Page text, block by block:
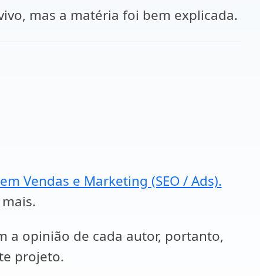
mas a matéria foi bem explicada.
Vendas e Marketing (SEO / Ads).
a opinião de cada autor, portanto,
projeto.